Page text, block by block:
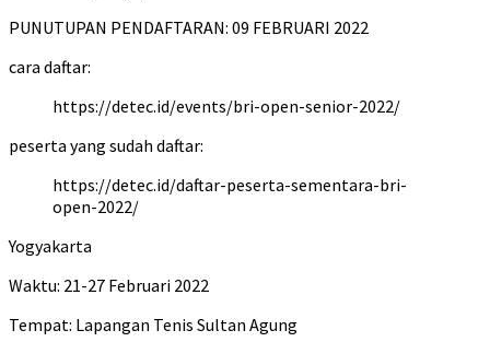
PUNUTUPAN PENDAFTARAN: 09 FEBRUARI 2022
cara daftar:
https://detec.id/events/bri-open-senior-2022/
peserta yang sudah daftar:
https://detec.id/daftar-peserta-sementara-bri-
open-2022/
Yogyakarta
Waktu: 21-27 Februari 2022
Tempat: Lapangan Tenis Sultan Agung